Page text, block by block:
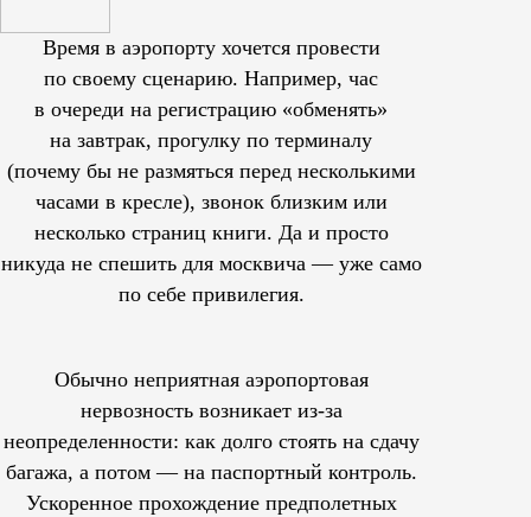
Время в аэропорту хочется провести
по своему сценарию. Например, час
в очереди на регистрацию «обменять»
на завтрак, прогулку по терминалу
(почему бы не размяться перед несколькими
часами в кресле), звонок близким или
несколько страниц книги. Да и просто
никуда не спешить для москвича — уже само
по себе привилегия.
Обычно неприятная аэропортовая
нервозность возникает из-за
неопределенности: как долго стоять на сдачу
багажа, а потом — на паспортный контроль.
Ускоренное прохождение предполетных